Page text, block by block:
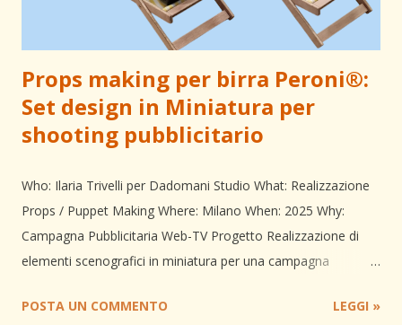
Props making per birra Peroni®:
Set design in Miniatura per
shooting pubblicitario
Who: Ilaria Trivelli per Dadomani Studio What: Realizzazione
Props / Puppet Making Where: Milano When: 2025 Why:
Campagna Pubblicitaria Web-TV Progetto Realizzazione di
elementi scenografici in miniatura per una campagna
dedicata al lancio di una linea della birra Peroni® sul mercato
POSTA UN COMMENTO LEGGI »